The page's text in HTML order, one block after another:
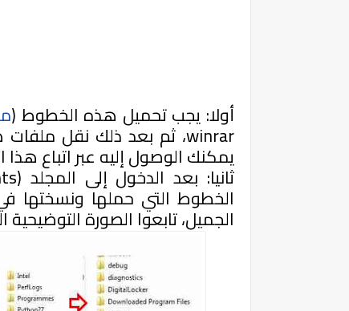
أولا: يجب تحميل هذه الخطوط (
winrar، ثم بعد ذلك نقل ملفات هذه
يمكنك الوصول إليه عبر اتباع هذا
ثانيا: بعد الدخول إلى المجلد (
الخطوط التي حملها ونسختها
الجميل، تابعوا الصورة التوضيحية